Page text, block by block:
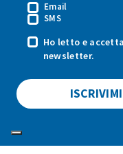
Email
SMS
Ho letto e
newsletter.